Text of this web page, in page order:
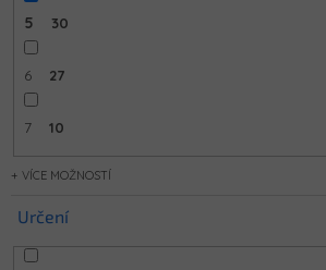
5 30
6 27
7 10
MOŽNOSTÍ
Určení